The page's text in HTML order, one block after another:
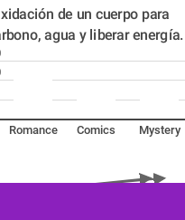
de un cuerpo para
agua y liberar energía.
Romance
Comics Mystery